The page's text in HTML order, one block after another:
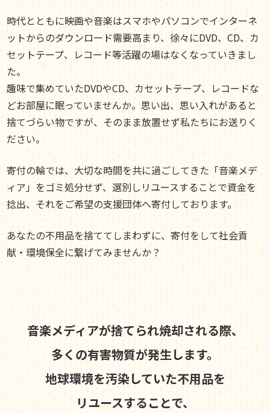
時代とともに映画や音楽はスマホやパソコンでインターネ
ットからのダウンロード需要高まり、徐々にDVD、CD、カ
セットテープ、レコード等活躍の場はなくなっていきまし
た。
趣味で集めていたDVDやCD、カセットテープ、レコードな
どお部屋に眠っていませんか。思い出、思い入れがあると
捨てづらい物ですが、そのまま放置せず私たちにお送りく
ださい。
寄付の輪では、大切な時間を共に過ごしてきた「音楽メデ
ィア」をゴミ処分せず、選別しリユースすることで資金を
捻出、それをご希望の支援団体へ寄付しております。
あなたの不用品を捨ててしまわずに、寄付をして社会貢
献・環境保全に繋げてみませんか？
音楽メディアが捨てられ焼却される際、
多くの有害物質が発生します。
地球環境を汚染していた不用品を
リユースすることで、